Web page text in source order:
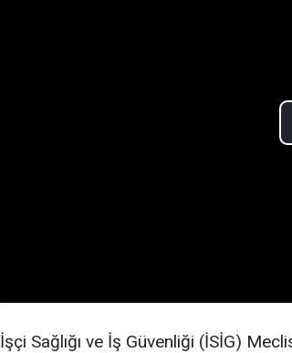
İşçi Sağlığı ve İş Güvenliği (İSİG)